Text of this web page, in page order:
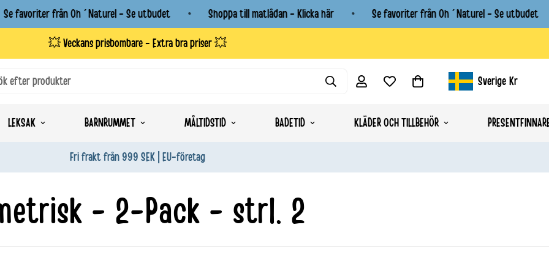
Se favoriter från Oh´Naturel - Se utbudet Shoppa till matlådan - Klicka här Se favoriter från Oh´Naturel - Se utbudet
💥 Veckans prisbombare - Extra bra priser 💥
efter produkter
Geolocation Button:
Sverige Kr
LEKSAK BARNRUMMET MÅLTIDSTID BADETID KLÄDER OCH TILLBEHÖR
Fri frakt från 999 SEK | EU-företag
- 2-Pack - strl. 2